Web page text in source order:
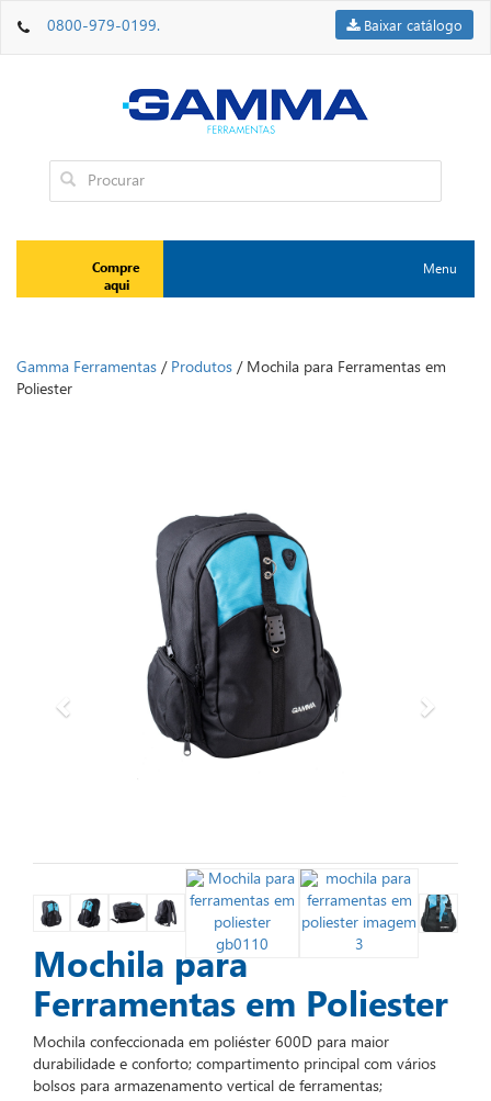
0800-979-0199. Baixar catálogo
Toggle
navigation
Menu
Compre
aqui
Gamma Ferramentas / Produtos / Mochila para Ferramentas em
Poliester
Mochila para
Ferramentas em Poliester
Mochila confeccionada em poliéster 600D para maior
durabilidade e conforto; compartimento principal com vários
bolsos para armazenamento vertical de ferramentas;